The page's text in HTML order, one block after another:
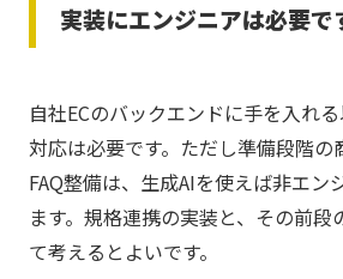
実装にエンジニアは必要で
自社ECのバックエンドに手を入れ
対応は必要です。ただし準備段階の
FAQ整備は、生成AIを使えば非エン
ます。規格連携の実装と、その前段
て考えるとよいです。